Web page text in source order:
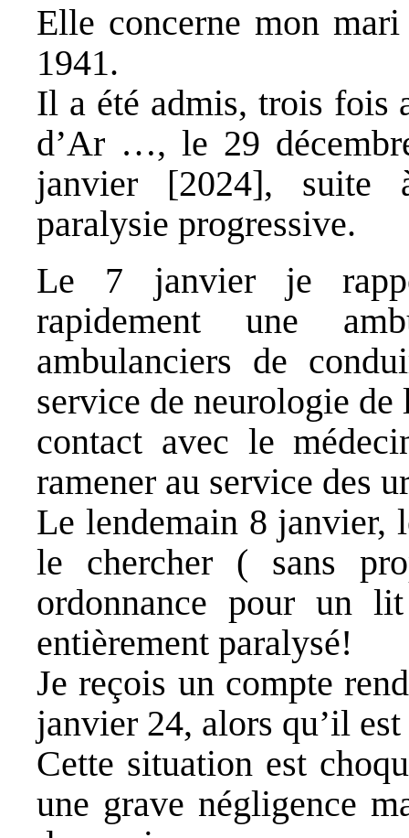
Elle concerne mon
1941.
Il a été admis, trois fois
d’Ar …, le 29
janvier [2024], suite
paralysie progressive.
Le 7 janvier je
rapidement une
ambulanciers de
service de neurologie
contact avec le
ramener au service
Le lendemain 8 janvier,
le chercher ( sans
ordonnance pour un
entièrement paralysé!
Je reçois un compte
janvier 24, alors qu’il
Cette situation est
une grave négligence